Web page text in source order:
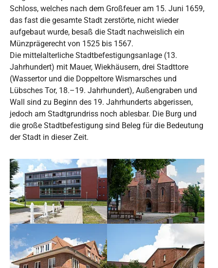
Schloss, welches nach dem Großfeuer am 15. Juni 1659,
das fast die gesamte Stadt zerstörte, nicht wieder
aufgebaut wurde, besaß die Stadt nachweislich ein
Münzprägerecht von 1525 bis 1567.
Die mittelalterliche Stadtbefestigungsanlage (13.
Jahrhundert) mit Mauer, Wiekhäusern, drei Stadttore
(Wassertor und die Doppeltore Wismarsches und
Lübsches Tor, 18.–19. Jahrhundert), Außengraben und
Wall sind zu Beginn des 19. Jahrhunderts abgerissen,
jedoch am Stadtgrundriss noch ablesbar. Die Burg und
die große Stadtbefestigung sind Beleg für die Bedeutung
der Stadt in dieser Zeit.